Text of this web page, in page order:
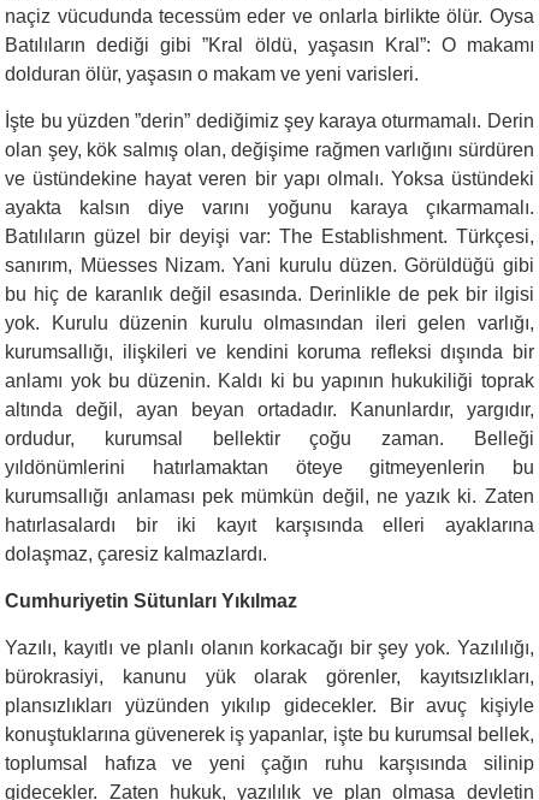
naçiz vücudunda tecessüm eder ve onlarla birlikte ölür. Oysa
Batılıların dediği gibi ”Kral öldü, yaşasın Kral”: O makamı
dolduran ölür, yaşasın o makam ve yeni varisleri.
İşte bu yüzden ”derin” dediğimiz şey karaya oturmamalı. Derin
olan şey, kök salmış olan, değişime rağmen varlığını sürdüren
ve üstündekine hayat veren bir yapı olmalı. Yoksa üstündeki
ayakta kalsın diye varını yoğunu karaya çıkarmamalı.
Batılıların güzel bir deyişi var: The Establishment. Türkçesi,
sanırım, Müesses Nizam. Yani kurulu düzen. Görüldüğü gibi
bu hiç de karanlık değil esasında. Derinlikle de pek bir ilgisi
yok. Kurulu düzenin kurulu olmasından ileri gelen varlığı,
kurumsallığı, ilişkileri ve kendini koruma refleksi dışında bir
anlamı yok bu düzenin. Kaldı ki bu yapının hukukiliği toprak
altında değil, ayan beyan ortadadır. Kanunlardır, yargıdır,
ordudur, kurumsal bellektir çoğu zaman. Belleği
yıldönümlerini hatırlamaktan öteye gitmeyenlerin bu
kurumsallığı anlaması pek mümkün değil, ne yazık ki. Zaten
hatırlasalardı bir iki kayıt karşısında elleri ayaklarına
dolaşmaz, çaresiz kalmazlardı.
Cumhuriyetin Sütunları Yıkılmaz
Yazılı, kayıtlı ve planlı olanın korkacağı bir şey yok. Yazılılığı,
bürokrasiyi, kanunu yük olarak görenler, kayıtsızlıkları,
plansızlıkları yüzünden yıkılıp gidecekler. Bir avuç kişiyle
konuştuklarına güvenerek iş yapanlar, işte bu kurumsal bellek,
toplumsal hafıza ve yeni çağın ruhu karşısında silinip
gidecekler. Zaten hukuk, yazılılık ve plan olmasa devletin